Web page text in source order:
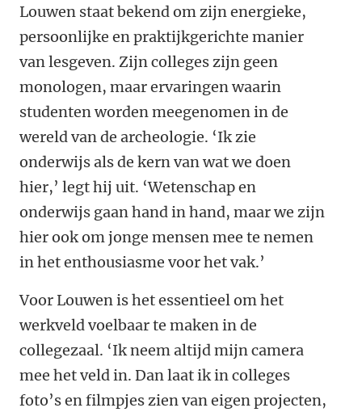
Louwen staat bekend om zijn energieke,
persoonlijke en praktijkgerichte manier
van lesgeven. Zijn colleges zijn geen
monologen, maar ervaringen waarin
studenten worden meegenomen in de
wereld van de archeologie. ‘Ik zie
onderwijs als de kern van wat we doen
hier,’ legt hij uit. ‘Wetenschap en
onderwijs gaan hand in hand, maar we zijn
hier ook om jonge mensen mee te nemen
in het enthousiasme voor het vak.’
Voor Louwen is het essentieel om het
werkveld voelbaar te maken in de
collegezaal. ‘Ik neem altijd mijn camera
mee het veld in. Dan laat ik in colleges
foto’s en filmpjes zien van eigen projecten,